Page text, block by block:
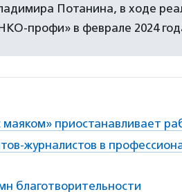
Потанина, в ходе
профи» в феврале 2024
приостанавливает
журналистов в
благотворительности